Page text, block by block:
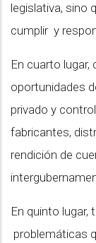
legislativa, sino
cumplir y
En cuarto
oportunidades
privado y
fabricantes,
rendición de
En quinto lugar,
problemáticas